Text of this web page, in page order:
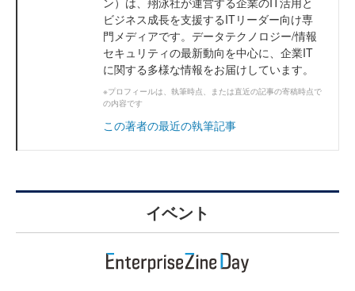
ビジネス成長を支援するITリーダー向け専
門メディアです。データテクノロジー/情報
セキュリティの最新動向を中心に、企業IT
に関する多様な情報をお届けしています。
※プロフィールは、執筆時点、または直近の記事の寄稿時点で
の内容です
この著者の最近の執筆記事
イベント